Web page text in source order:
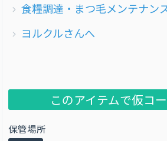
食糧調達・まつ毛メンテナン
ヨルクルさんへ
このアイテムで仮コ
保管場所